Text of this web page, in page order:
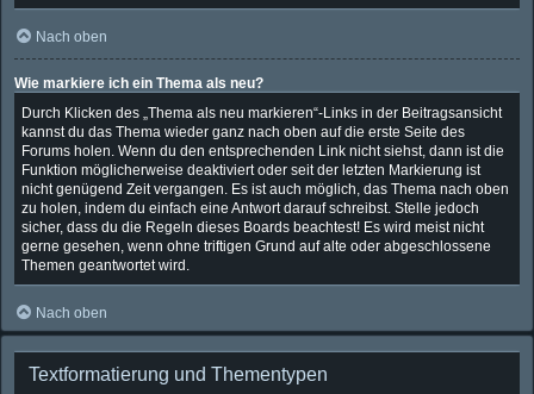
Nach oben
Wie markiere ich ein Thema als neu?
Durch Klicken des „Thema als neu markieren“-Links in der Beitragsansicht
kannst du das Thema wieder ganz nach oben auf die erste Seite des
Forums holen. Wenn du den entsprechenden Link nicht siehst, dann ist die
Funktion möglicherweise deaktiviert oder seit der letzten Markierung ist
nicht genügend Zeit vergangen. Es ist auch möglich, das Thema nach oben
zu holen, indem du einfach eine Antwort darauf schreibst. Stelle jedoch
sicher, dass du die Regeln dieses Boards beachtest! Es wird meist nicht
gerne gesehen, wenn ohne triftigen Grund auf alte oder abgeschlossene
Themen geantwortet wird.
Nach oben
Textformatierung und Thementypen